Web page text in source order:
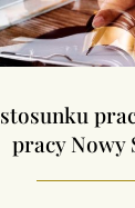
pracy Nowy